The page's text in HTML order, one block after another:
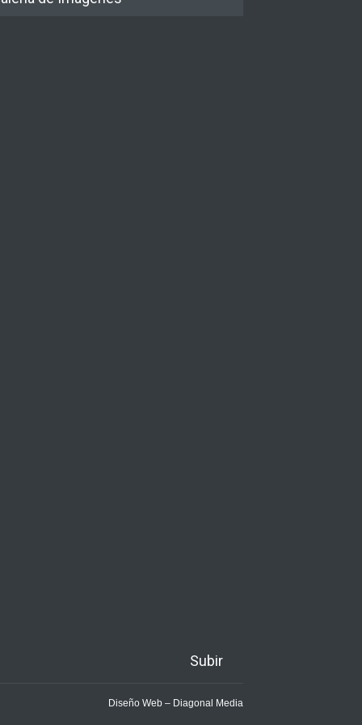
Subir
Diseño Web – Diagonal Media